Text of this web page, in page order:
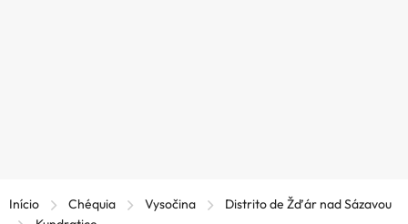
Início Chéquia Vysočina
Distrito de Žďár nad Sázavou